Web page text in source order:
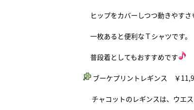
ヒップをカバーしつつ動きやすさ
一枚あると便利なＴシャツです。
普段着としてもおすすめです
ブーケプリントレギンス ￥
チャコットのレギンスは、ウエ